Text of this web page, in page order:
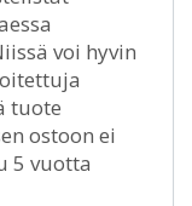
voi hyvin
tuote
ostoon ei
5 vuotta